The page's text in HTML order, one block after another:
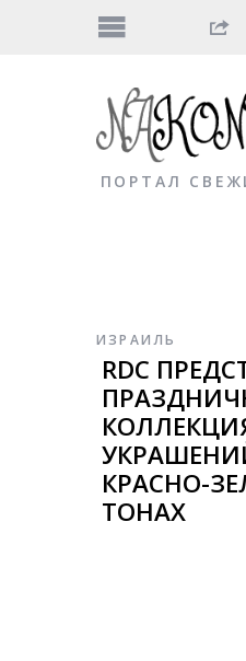
ПОРТАЛ
ИЗРАИЛЬ
RDC
КРАСНО-
ТОНАХ